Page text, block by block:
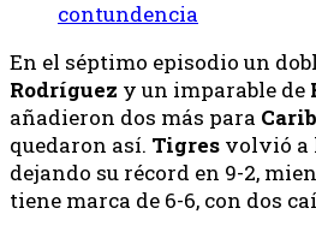
contundencia
En el séptimo episodio un
Rodríguez y un imparable de
añadieron dos más para
quedaron así. Tigres volvió a
dejando su récord en 9-2,
tiene marca de 6-6, con dos